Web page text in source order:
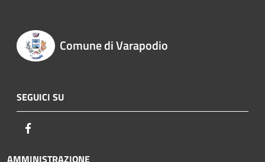
Comune di Varapodio
SEGUICI SU